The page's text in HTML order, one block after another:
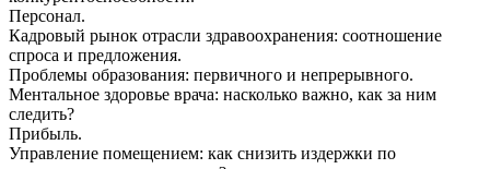
Персонал.
Кадровый рынок отрасли здравоохранения: соотношение
спроса и предложения.
Проблемы образования: первичного и непрерывного.
Ментальное здоровье врача: насколько важно, как за ним
следить?
Прибыль.
Управление помещением: как снизить издержки по